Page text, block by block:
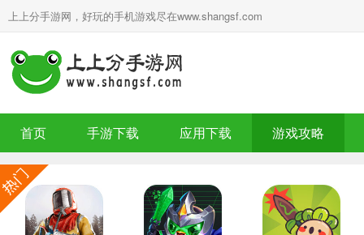
上上分手游网，好玩的手机游戏尽在www.shangsf.com
首页 手游下载 应用下载 游戏攻略